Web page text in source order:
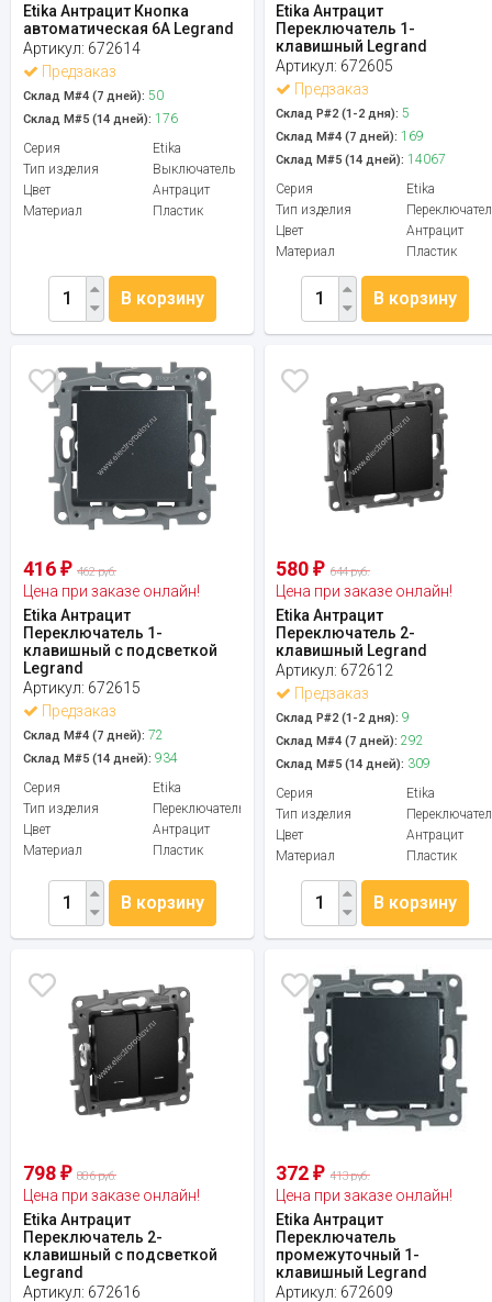
Etika Антрацит Кнопка
автоматическая 6А Legrand
Артикул: 672614
Предзаказ
Склад М#4 (7 дней): 50
Склад М#5 (14 дней): 176
Серия
Etika
Тип изделия
Выключатель
Цвет
Антрацит
Материал
Пластик
В корзину
Etika Антрацит
Переключатель 1-
клавишный Legrand
Артикул: 672605
Предзаказ
Склад Р#2 (1-2 дня): 5
Склад М#4 (7 дней): 169
Склад М#5 (14 дней): 14067
Серия
Etika
Тип изделия
Цвет
Антрацит
Материал
Пластик
В корзину
416 ₽ 462 руб.
Цена при заказе онлайн!
Etika Антрацит
Переключатель 1-
клавишный с подсветкой
Legrand
Артикул: 672615
Предзаказ
Склад М#4 (7 дней): 72
Склад М#5 (14 дней): 934
Серия
Etika
Тип изделия
Переключатель
Цвет
Антрацит
Материал
Пластик
В корзину
580₽ 644 руб.
Цена при заказе онлайн!
Etika Антрацит
Переключатель 2-
клавишный Legrand
Артикул: 672612
Предзаказ
Склад Р#2 (1-2 дня): 9
Склад М#4 (7 дней): 292
Склад М#5 (14 дней): 309
Серия
Etika
Тип изделия
Цвет
Антрацит
Материал
Пластик
В корзину
798 ₽ 886 руб.
Цена при заказе онлайн!
Etika Антрацит
Переключатель 2-
клавишный с подсветкой
Legrand
Артикул: 672616
372₽ 413 руб.
Цена при заказе онлайн!
Etika Антрацит
Переключатель
промежуточный 1-
клавишный Legrand
Артикул: 672609